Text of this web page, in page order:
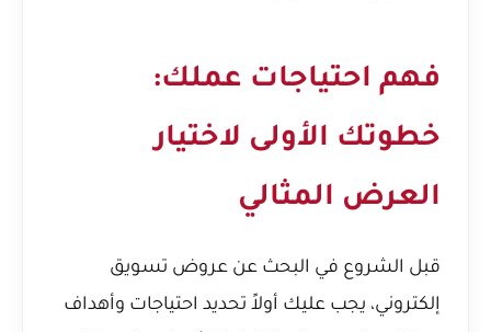
فهم احتياجات عملك:
خطوتك الأولى لاختيار
العرض المثالي
قبل الشروع في البحث عن عروض تسويق
إلكتروني، يجب عليك أولاً تحديد احتياجات وأهداف